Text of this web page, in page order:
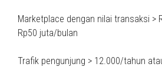
Marketplace dengan nilai transaksi >
Rp50 juta/bulan
Trafik pengunjung > 12.000/tahun